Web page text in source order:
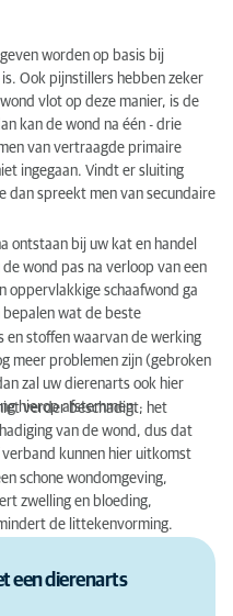
worden op basis bij
Ook pijnstillers hebben zeker
vlot op deze manier, is de
kan de wond na één - drie
van vertraagde primaire
ingegaan. Vindt er sluiting
dan spreekt men van secundaire
ontstaan bij uw kat en handel
wond pas na verloop van een
oppervlakkige schaafwond ga
bepalen wat de beste
en stoffen waarvan de werking
meer problemen zijn (gebroken
zal uw dierenarts ook hier
hierop afstemmen.
verder beschadigt; het
van de wond, dus dat
kunnen hier uitkomst
schone wondomgeving,
zwelling en bloeding,
de littekenvorming.
een dierenarts